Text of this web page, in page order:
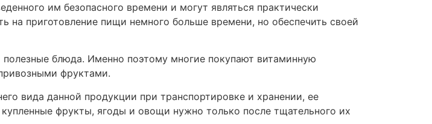
им безопасного времени и могут являться практически
на приготовление пищи немного больше времени, но обеспечить своей
блюда. Именно поэтому многие покупают витаминную
фруктами.
вида данной продукции при транспортировке и хранении, ее
фрукты, ягоды и овощи нужно только после тщательного их